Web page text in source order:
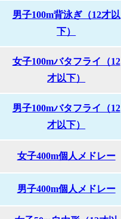
男子100m背泳ぎ（12才以
下）
女子100mバタフライ（12
才以下）
男子100mバタフライ（12
才以下）
女子400m個人メドレー
男子400m個人メドレー